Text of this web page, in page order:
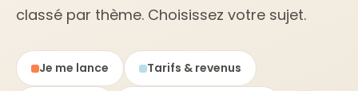
classé par thème. Choisissez votre sujet.
Je me lance Tarifs & revenus